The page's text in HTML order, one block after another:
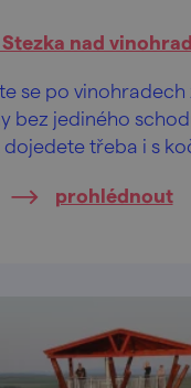
nad
se po vinohradech
bez jediného
třeba i s
prohlédnout